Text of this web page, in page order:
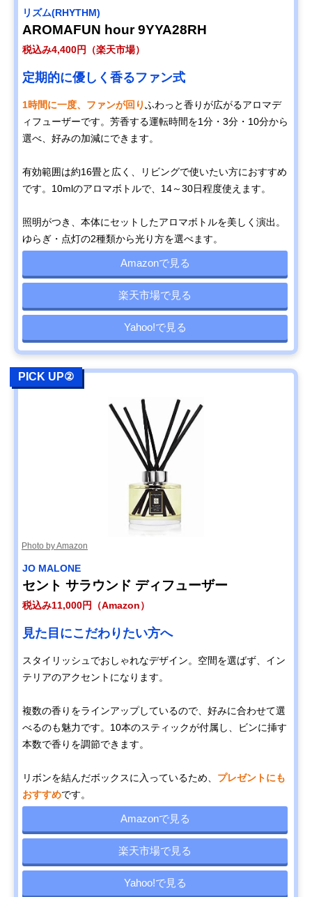
‎リズム(RHYTHM)
AROMAFUN hour 9YYA28RH
税込み4,400円（楽天市場）
定期的に優しく香るファン式
1時間に一度、ファンが回りふわっと香りが広がるアロマデ
ィフューザーです。芳香する運転時間を1分・3分・10分から
選べ、好みの加減にできます。
有効範囲は約16畳と広く、リビングで使いたい方におすすめ
です。10mlのアロマボトルで、14～30日程度使えます。
照明がつき、本体にセットしたアロマボトルを美しく演出。
ゆらぎ・点灯の2種類から光り方を選べます。
Amazonで見る
楽天市場で見る
Yahoo!で見る
PICK UP②
Photo by Amazon
JO MALONE
セント サラウンド ディフューザー
税込み11,000円（Amazon）
見た目にこだわりたい方へ
スタイリッシュでおしゃれなデザイン。空間を選ばず、イン
テリアのアクセントになります。
複数の香りをラインアップしているので、好みに合わせて選
べるのも魅力です。10本のスティックが付属し、ビンに挿す
本数で香りを調節できます。
リボンを結んだボックスに入っているため、 プレゼントにも
おすすめです。
Amazonで見る
楽天市場で見る
Yahoo!で見る